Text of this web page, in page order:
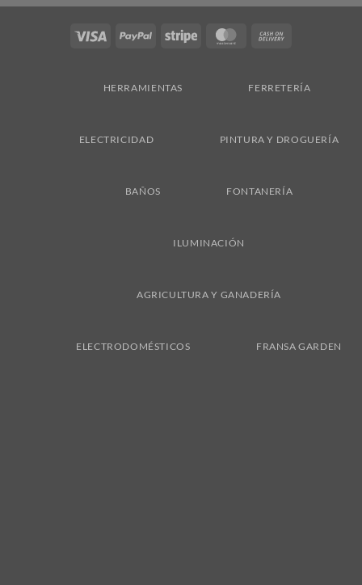
Visa PayPal Stripe MasterCard
HERRAMIENTAS FERRETERÍA
ELECTRICIDAD PINTURA Y DROGUERÍA
BAÑOS FONTANERÍA
ILUMINACIÓN
AGRICULTURA Y GANADERÍA
ELECTRODOMÉSTICOS FRANSA GARDEN